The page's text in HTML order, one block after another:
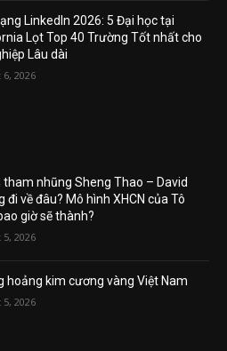
LinkedIn 2026: 5 Đại học tại
Lọt Top 40 Trường Tốt nhất cho
Lâu dài
6, 2026
tham nhũng Sheng Thao – David
đi về đâu? Mô hình XHCN của Tô
giờ sẽ thành?
5, 2026
hoảng kim cương vàng Việt Nam
5, 2026